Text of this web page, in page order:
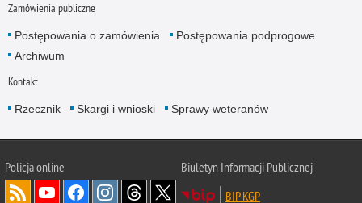
Zamówienia publiczne
Postępowania o zamówienia
Postępowania podprogowe
Archiwum
Kontakt
Rzecznik Skargi i wnioski Sprawy weteranów
Policjaonline
Biuletyn Informacji Publicznej
BIP KGP